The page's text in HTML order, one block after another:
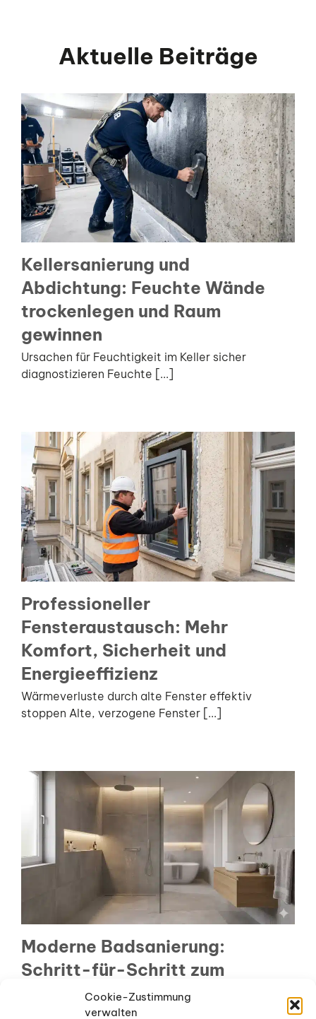
Cookie-Zustimmung
verwalten
Aktuelle Beiträge
Kellersanierung und
Abdichtung: Feuchte Wände
trockenlegen und Raum
gewinnen
Ursachen für Feuchtigkeit im Keller sicher
diagnostizieren Feuchte [...]
Professioneller
Fensteraustausch: Mehr
Komfort, Sicherheit und
Energieeffizienz
Wärmeverluste durch alte Fenster effektiv
stoppen Alte, verzogene Fenster [...]
Moderne Badsanierung:
Schritt-für-Schritt zum
barrierefreien Traumbad
Die erste Phase: Präzise Bestandsaufnahme und